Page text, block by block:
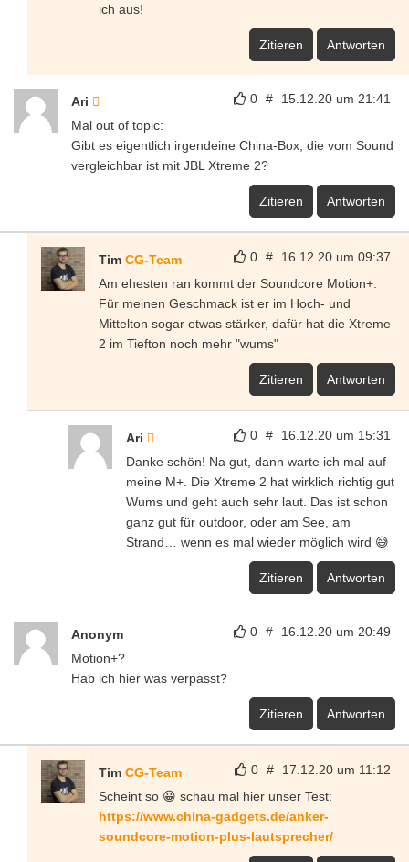
ich aus!
Zitieren Antworten
0 # 15.12.20 um 21:41
Ari
Mal out of topic:
Gibt es eigentlich irgendeine China-Box, die vom Sound
vergleichbar ist mit JBL Xtreme 2?
Zitieren Antworten
0 # 16.12.20 um 09:37
Tim CG-Team
Am ehesten ran kommt der Soundcore Motion+.
Für meinen Geschmack ist er im Hoch- und
Mittelton sogar etwas stärker, dafür hat die Xtreme
2 im Tiefton noch mehr "wums"
Zitieren Antworten
0 # 16.12.20 um 15:31
Ari
Danke schön! Na gut, dann warte ich mal auf
meine M+. Die Xtreme 2 hat wirklich richtig gut
Wums und geht auch sehr laut. Das ist schon
ganz gut für outdoor, oder am See, am
Strand… wenn es mal wieder möglich wird 😅
Zitieren Antworten
0 # 16.12.20 um 20:49
Anonym
Motion+?
Hab ich hier was verpasst?
Zitieren Antworten
0 # 17.12.20 um 11:12
Tim CG-Team
Scheint so 😀 schau mal hier unser Test:
https://www.china-gadgets.de/anker-
soundcore-motion-plus-lautsprecher/